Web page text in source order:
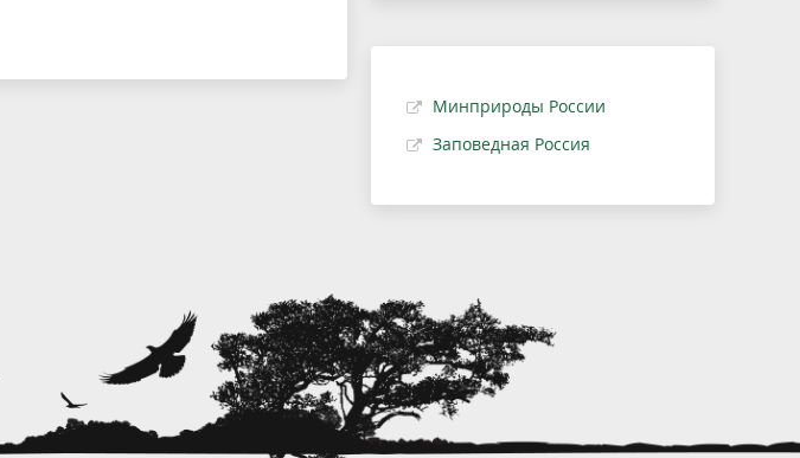
Минприроды России
Заповедная Россия